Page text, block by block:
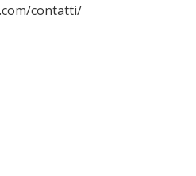
contatti/